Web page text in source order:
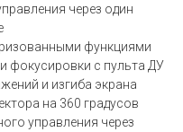
через один
функциями
фокусировки с пульта ДУ
и изгиба экрана
на 360 градусов
управления через